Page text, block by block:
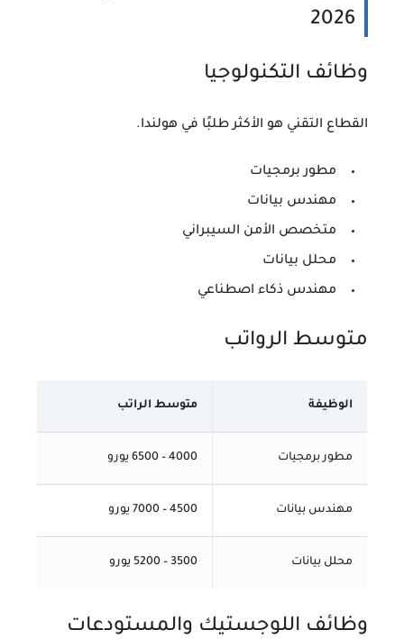
2026
وظائف التكنولوجيا
القطاع التقني هو الأكثر طلبًا في هولندا.
مطور برمجيات
مهندس بيانات
متخصص الأمن السيبراني
محلل بيانات
مهندس ذكاء اصطناعي
متوسط الرواتب
الوظيفة متوسط الراتب
مطور برمجيات 4000 – 6500 يورو
مهندس بيانات 4500 – 7000 يورو
محلل بيانات 3500 – 5200 يورو
وظائف اللوجستيك والمستودعات